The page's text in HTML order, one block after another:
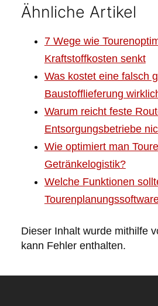
Ähnliche Artikel
7 Wege wie
Kraftstoffkosten senkt
Was kostet eine falsch
Baustofflieferung
Warum reicht feste
Entsorgungsbetriebe
Wie optimiert man
Getränkelogistik?
Welche Funktionen
Dieser Inhalt wurde mithilfe
kann Fehler enthalten.